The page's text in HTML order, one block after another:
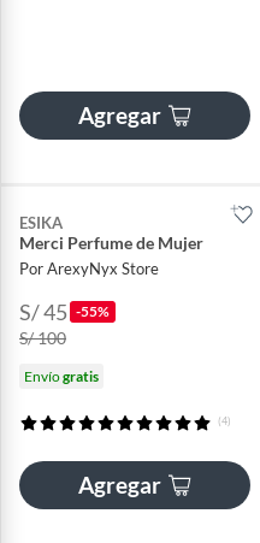
Agregar
ESIKA
Merci Perfume de Mujer
Por ArexyNyx Store
S/ 45 -55%
S/ 100
Envíogratis
(4)
Agregar